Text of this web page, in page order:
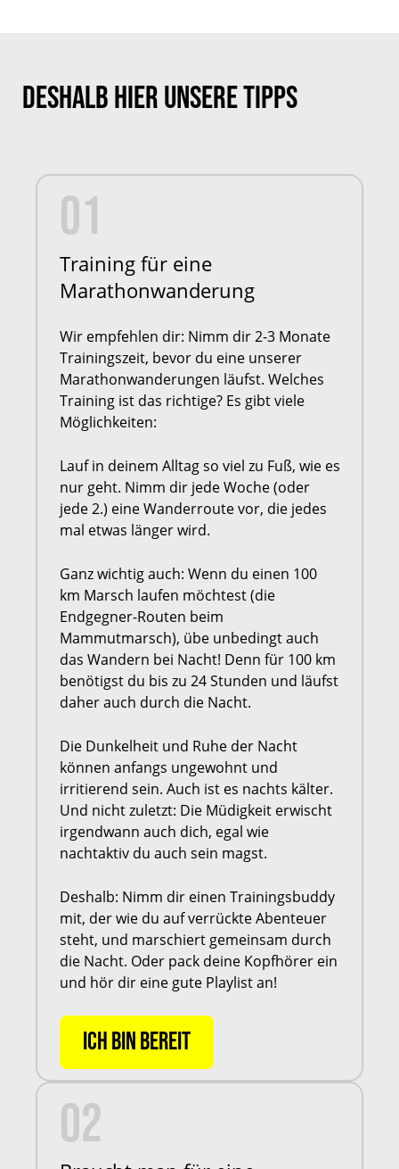
Deshalb hier unsere Tipps
01
Training für eine
Marathonwanderung
Wir empfehlen dir: Nimm dir 2-3 Monate
Trainingszeit, bevor du eine unserer
Marathonwanderungen läufst. Welches
Training ist das richtige? Es gibt viele
Möglichkeiten:
Lauf in deinem Alltag so viel zu Fuß, wie es
nur geht. Nimm dir jede Woche (oder
jede 2.) eine Wanderroute vor, die jedes
mal etwas länger wird.
Ganz wichtig auch: Wenn du einen 100
km Marsch laufen möchtest (die
Endgegner-Routen beim
Mammutmarsch), übe unbedingt auch
das Wandern bei Nacht! Denn für 100 km
benötigst du bis zu 24 Stunden und läufst
daher auch durch die Nacht.
Die Dunkelheit und Ruhe der Nacht
können anfangs ungewohnt und
irritierend sein. Auch ist es nachts kälter.
Und nicht zuletzt: Die Müdigkeit erwischt
irgendwann auch dich, egal wie
nachtaktiv du auch sein magst.
Deshalb: Nimm dir einen Trainingsbuddy
mit, der wie du auf verrückte Abenteuer
steht, und marschiert gemeinsam durch
die Nacht. Oder pack deine Kopfhörer ein
und hör dir eine gute Playlist an!
ICH BIN BEREIT
02